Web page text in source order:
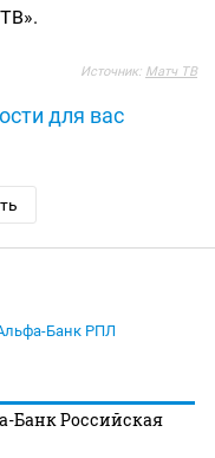
Источник: Матч ТВ
для вас
Банк РПЛ
Банк Российская